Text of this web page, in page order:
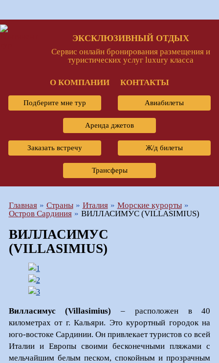
ЭКСКЛЮЗИВНЫЙ ОТДЫХ
Сервис онлайн бронирования размещения и
туристических услуг luxury класса
О КОМПАНИИ КОНТАКТЫ
Подберите мне тур Авиабилеты
Аренда джетов
Заказать встречу Ж/д билеты
Трансферы
Главная Страны Италия
Морские курорты
Остров Сардиния
ВИЛЛАСИМУС (VILLASIMIUS)
ВИЛЛАСИМУС
(VILLASIMIUS)
Вилласимус (Villasimius) – расположен в 40
километрах от г. Кальяри. Это курортный городок на
юго-востоке Сардинии. Он привлекает туристов со всей
Италии и Европы своими бесконечными пляжами с
мельчайшим белым песком, спокойным и прозрачным